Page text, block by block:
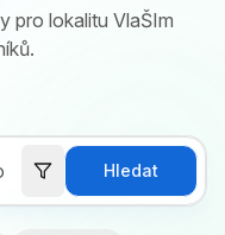
pro lokalitu VlaŠIm
Hledat